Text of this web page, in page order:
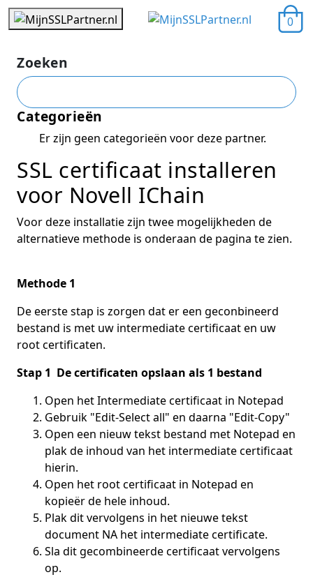
0
Zoeken
Categorieën
Er zijn geen categorieën voor deze partner.
SSL certificaat installeren
voor Novell IChain
Voor deze installatie zijn twee mogelijkheden de
alternatieve methode is onderaan de pagina te zien.
Methode 1
De eerste stap is zorgen dat er een geconbineerd
bestand is met uw intermediate certificaat en uw
root certificaten.
Stap 1 De certificaten opslaan als 1 bestand
Open het Intermediate certificaat in Notepad
Gebruik "Edit-Select all" en daarna "Edit-Copy"
Open een nieuw tekst bestand met Notepad en
plak de inhoud van het intermediate certificaat
hierin.
Open het root certificaat in Notepad en
kopieër de hele inhoud.
Plak dit vervolgens in het nieuwe tekst
document NA het intermediate certificate.
Sla dit gecombineerde certificaat vervolgens
op.